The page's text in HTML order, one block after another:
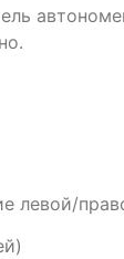
левой/